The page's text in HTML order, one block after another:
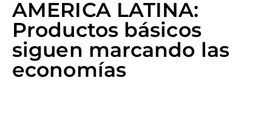
AMERICA LATINA:
Productos básicos
siguen marcando las
economías